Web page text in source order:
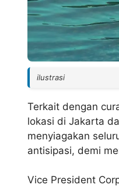
ilustrasi
Terkait dengan
lokasi di Jakarta
menyiagakan
antisipasi, demi
Vice President